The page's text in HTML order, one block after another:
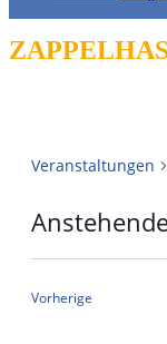
Veranstaltungen
Vorherige